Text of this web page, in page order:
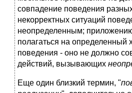
совпадение поведения
некорректных ситуаций
неопределенным;
полагаться на определенный
поведения - оно не должно
действий, вызывающих
Еще один близкий термин, "